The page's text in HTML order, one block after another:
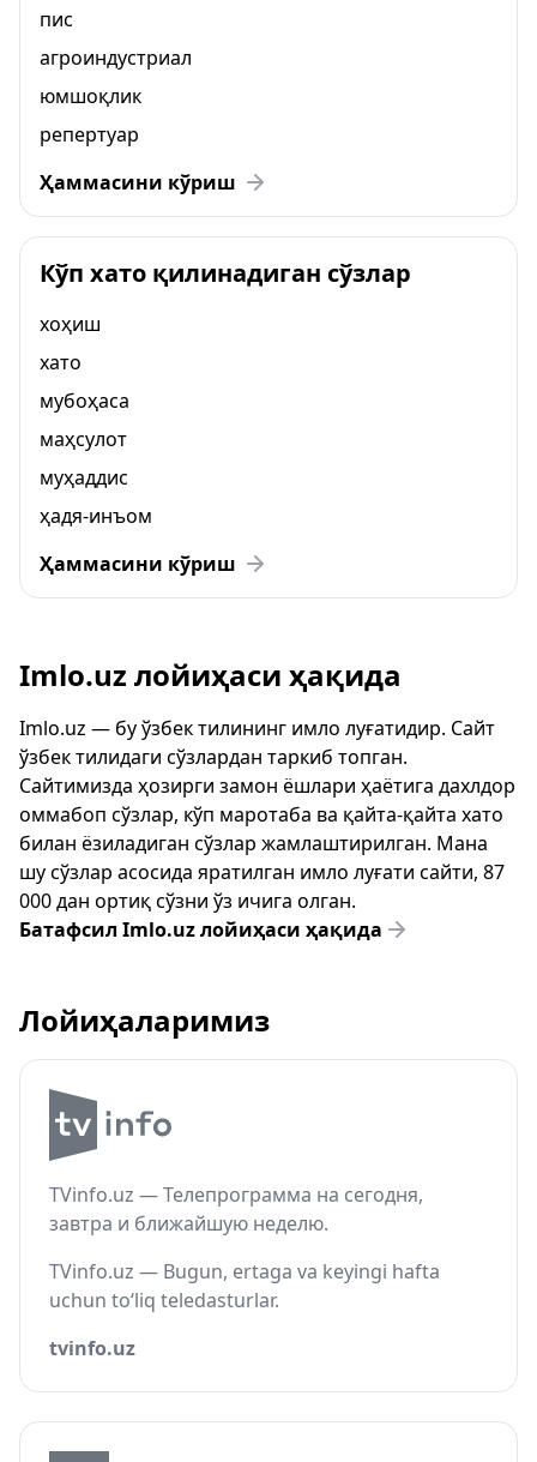
пис
агроиндустриал
юмшоқлик
репертуар
Ҳаммасини кўриш
Кўп хато қилинадиган сўзлар
хоҳиш
хато
мубоҳаса
маҳсулот
муҳаддис
ҳадя-инъом
Ҳаммасини кўриш
Imlo.uz лойиҳаси ҳақида
Imlo.uz — бу ўзбек тилининг имло луғатидир. Сайт
ўзбек тилидаги сўзлардан таркиб топган.
Сайтимизда ҳозирги замон ёшлари ҳаётига дахлдор
оммабоп сўзлар, кўп маротаба ва қайта-қайта хато
билан ёзиладиган сўзлар жамлаштирилган. Мана
шу сўзлар асосида яратилган имло луғати сайти, 87
000 дан ортиқ сўзни ўз ичига олган.
Батафсил Imlo.uz лойиҳаси ҳақида
Лойиҳаларимиз
TVinfo.uz — Телепрограмма на сегодня,
завтра и ближайшую неделю.
TVinfo.uz — Bugun, ertaga va keyingi hafta
uchun to‘liq teledasturlar.
tvinfo.uz